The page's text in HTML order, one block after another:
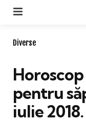
Categories
Diverse
pentru
iulie 2018.